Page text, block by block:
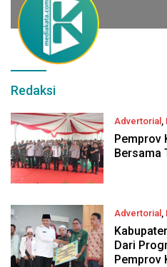
Redaksi
Advertorial ,
Pemprov
Bersama
Advertorial,
Dari
Pemprov